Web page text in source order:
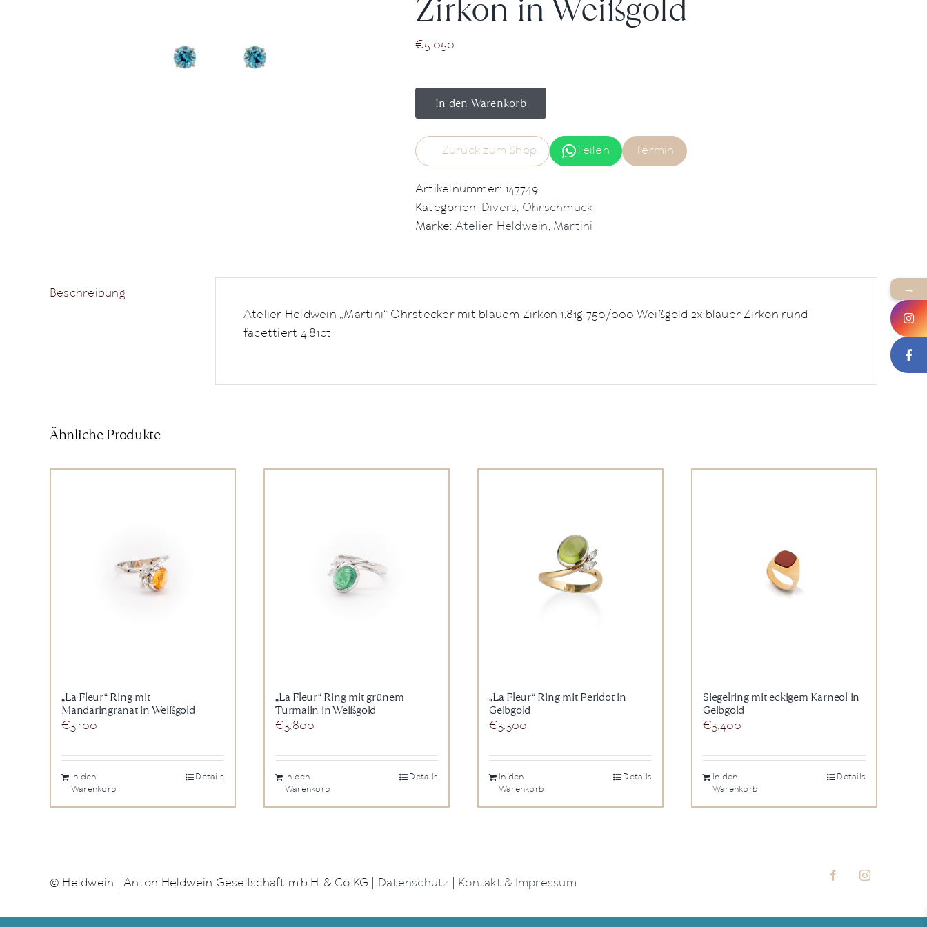
€5.050
In den Warenkorb
Zurück zum Shop Teilen Termin
Artikelnummer: 147749
Kategorien: Divers, Ohrschmuck
Marke: Atelier Heldwein, Martini
Beschreibung
Atelier Heldwein „Martini“ Ohrstecker mit blauem Zirkon 1,81g 750/000 Weißgold 2x blauer Zirkon rund
facettiert 4,81ct.
Ähnliche Produkte
„La Fleur“ Ring mit
Mandaringranat in Weißgold
€3.100
In den
Warenkorb
Details
„La Fleur“ Ring mit grünem
Turmalin in Weißgold
€3.800
In den
Warenkorb
Details
„La Fleur“ Ring mit Peridot in
Gelbgold
€3.300
In den
Warenkorb
Details
Siegelring mit eckigem Karneol in
Gelbgold
€3.400
In den
Warenkorb
Details
© Heldwein | Anton Heldwein Gesellschaft m.b.H. & Co KG | Datenschutz Kontakt & Impressum
→